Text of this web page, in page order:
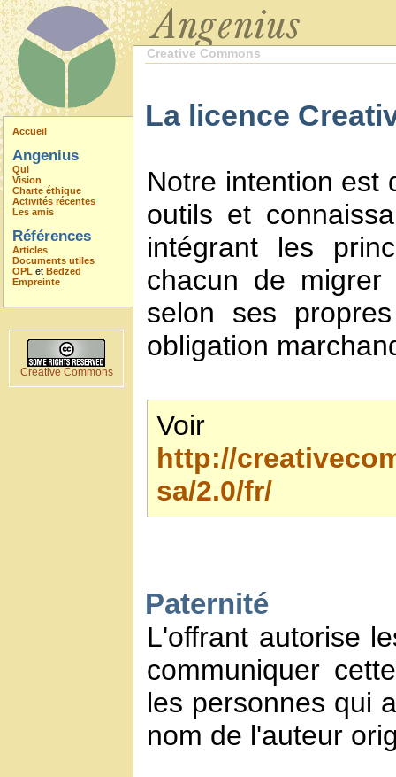
Accueil
Angenius
Qui
Vision
Charte éthique
Activités récentes
Les amis
Références
Articles
Documents utiles
OPL et Bedzed
Empreinte
Creative Commons
Creative Commons
La licence
Notre intention est
outils et
intégrant les
chacun de
selon ses
obligation
Voir
http://
sa/2.0/fr/
Paternité
L'offrant autorise
communiquer
les personnes qui
nom de l'auteur